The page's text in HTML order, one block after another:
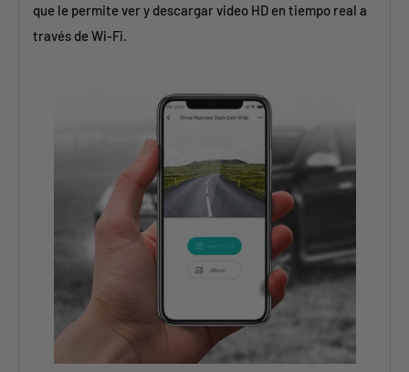
que le permite ver y descargar video HD en tiempo real a
través de Wi-Fi.